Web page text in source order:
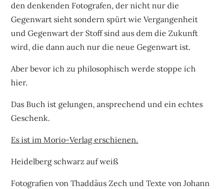
den denkenden Fotografen, der nicht nur die
Gegenwart sieht sondern spürt wie Vergangenheit
und Gegenwart der Stoff sind aus dem die Zukunft
wird, die dann auch nur die neue Gegenwart ist.
Aber bevor ich zu philosophisch werde stoppe ich
hier.
Das Buch ist gelungen, ansprechend und ein echtes
Geschenk.
Es ist im Morio-Verlag erschienen.
Heidelberg schwarz auf weiß
Fotografien von Thaddäus Zech und Texte von Johann